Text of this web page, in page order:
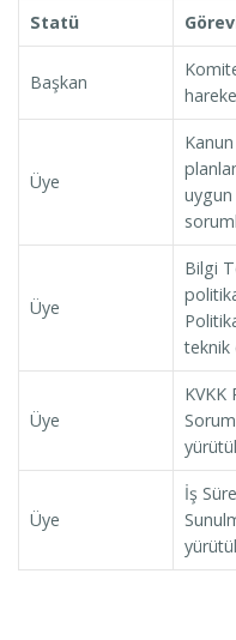
Statü
Başkan
Üye
uygun
Üye
Bilgi
teknik
Üye
KVKK
Üye
İş